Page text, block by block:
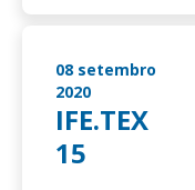
08 setembro
2020
IFE.TEX
15